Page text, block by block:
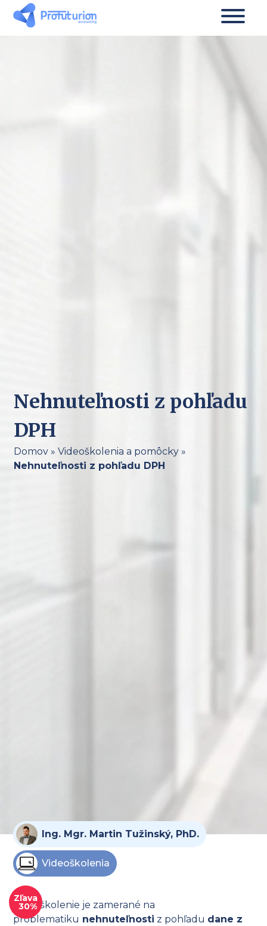
Nehnuteľnosti z pohľadu
DPH
Domov» Videoškolenia a pomôcky»
Nehnuteľnosti z pohľadu DPH
Ing. Mgr. Martin Tužinský, PhD.
Videoškolenia
Zľava
30%
Videoškolenie je zamerané na
problematiku nehnuteľnosti z pohľadu dane z